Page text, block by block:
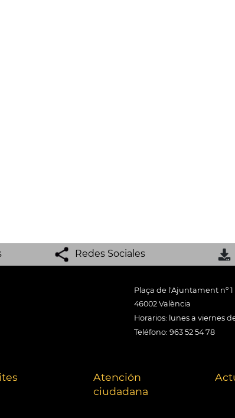
Redes Sociales
Plaça de l'Ajuntament nº 1
46002 València
Horarios: lunes a viernes
Teléfono: 963 52 54 78
Atención
ciudadana